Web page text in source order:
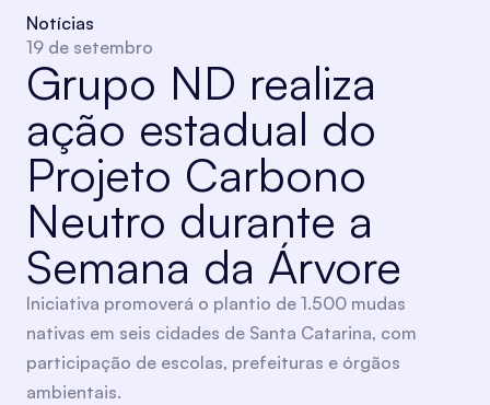
Notícias
19 de setembro
Grupo ND realiza
ação estadual do
Projeto Carbono
Neutro durante a
Semana da Árvore
Iniciativa promoverá o plantio de 1.500 mudas
nativas em seis cidades de Santa Catarina, com
participação de escolas, prefeituras e órgãos
ambientais.